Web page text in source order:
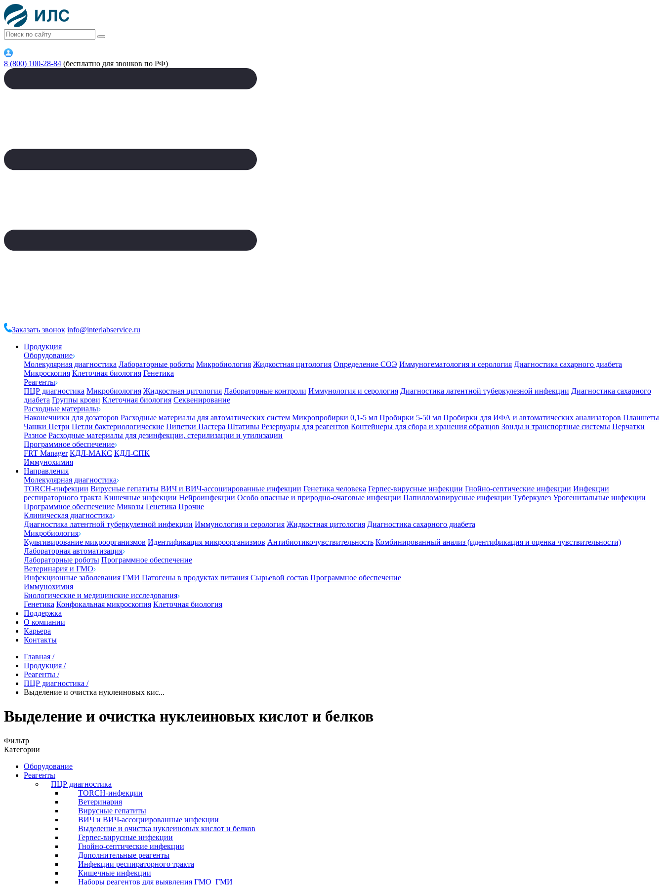
8 (800) 100-28-84 (бесплатно для звонков по РФ)
Заказать звонок info@interlabservice.ru
Продукция
Оборудование
Молекулярная диагностика Лабораторные роботы Микробиология Жидкостная цитология Определение СОЭ Иммуногематология и серология Диагностика сахарного диабета
Микроскопия Клеточная биология Генетика
Реагенты
ПЦР диагностика Микробиология Жидкостная цитология Лабораторные контроли Иммунология и серология Диагностика латентной туберкулезной инфекции Диагностика сахарного
диабета Группы крови Клеточная биология Секвенирование
Расходные материалы
Наконечники для дозаторов Расходные материалы для автоматических систем Микропробирки 0,1-5 мл Пробирки 5-50 мл Пробирки для ИФА и автоматических анализаторов Планшеты
Чашки Петри Петли бактериологические Пипетки Пастера Штативы Резервуары для реагентов Контейнеры для сбора и хранения образцов Зонды и транспортные системы Перчатки
Разное Расходные материалы для дезинфекции, стерилизации и утилизации
Программное обеспечение
FRT Manager КДЛ-МАКС КДЛ-СПК
Иммунохимия
Направления
Молекулярная диагностика
TORCH-инфекции Вирусные гепатиты ВИЧ и ВИЧ-ассоциированные инфекции Генетика человека Герпес-вирусные инфекции Гнойно-септические инфекции Инфекции
респираторного тракта Кишечные инфекции Нейроинфекции Особо опасные и природно-очаговые инфекции Папилломавирусные инфекции Туберкулез Урогенитальные инфекции
Программное обеспечение Микозы Генетика Прочие
Клиническая диагностика
Диагностика латентной туберкулезной инфекции Иммунология и серология Жидкостная цитология Диагностика сахарного диабета
Микробиология
Культивирование микроорганизмов Идентификация микроорганизмов Антибиотикочувствительность Комбинированный анализ (идентификация и оценка чувствительности)
Лабораторная автоматизация
Лабораторные роботы Программное обеспечение
Ветеринария и ГМО
Инфекционные заболевания ГМИ Патогены в продуктах питания Сырьевой состав Программное обеспечение
Иммунохимия
Биологические и медицинские исследования
Генетика Конфокальная микроскопия Клеточная биология
Поддержка
О компании
Карьера
Контакты
Главная /
Продукция /
Реагенты /
ПЦР диагностика /
Выделение и очистка нуклеиновых кис...
Выделение и очистка нуклеиновых кислот и белков
Фильтр
Категории
Оборудование
Реагенты
ПЦР диагностика
TORCH-инфекции
Ветеринария
Вирусные гепатиты
ВИЧ и ВИЧ-ассоциированные инфекции
Выделение и очистка нуклеиновых кислот и белков
Герпес-вирусные инфекции
Гнойно-септические инфекции
Дополнительные реагенты
Инфекции респираторного тракта
Кишечные инфекции
Наборы реагентов для выявления ГМО_ГМИ